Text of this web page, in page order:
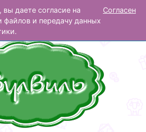
вы даете согласие на
файлов и передачу данных
Согласен